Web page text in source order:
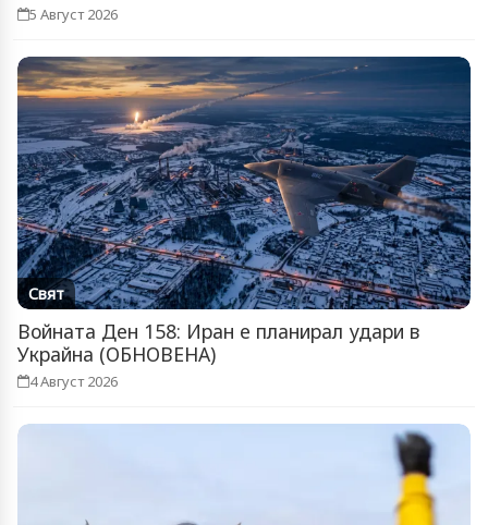
5 Август 2026
Свят
Войната Ден 158: Иран е планирал удари в
Украйна (ОБНОВЕНА)
4 Август 2026